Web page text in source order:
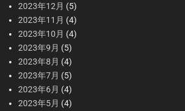
2023年12月 (5)
2023年11月 (4)
2023年10月 (4)
2023年9月 (5)
2023年8月 (4)
2023年7月 (5)
2023年6月 (4)
2023年5月 (4)